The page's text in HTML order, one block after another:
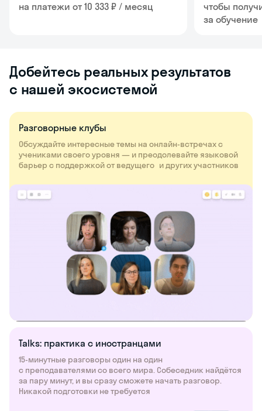
на платежи от 10 333 ₽ / месяц
чтобы
за обучение
Добейтесь реальных результатов
с нашей экосистемой
Разговорные клубы
Обсуждайте интересные темы на онлайн-встречах с
учениками своего уровня — и преодолевайте языковой
барьер с поддержкой от ведущего и других участников
Talks: практика с иностранцами
15-минутные разговоры один на один
с преподавателями со всего мира. Собеседник найдётся
за пару минут, и вы сразу сможете начать разговор.
Никакой подготовки не требуется